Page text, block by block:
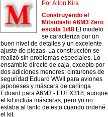
Por Allon Kira
Construyendo el
Mitsubishi A6M3 Zero
escala 1/48 El modelo
se caracteriza por un
buen nivel de detalles y un excelente
ajuste de piezas. La construcción se
realizó sin problemas especiales. Lo
ensamblé directo de caja, excepto por
dos adiciones menores: cinturones de
seguridad Eduard WWII para aviones
japoneses y máscara de carlinga
Eduard para A6M3 - EUEX318, aunque
el kit incluía máscaras, pero yo no
estaba al tanto de esto cuando ordené
el kit.